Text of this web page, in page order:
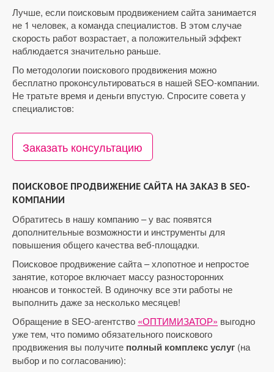
Лучше, если поисковым продвижением сайта занимается
не 1 человек, а команда специалистов. В этом случае
скорость работ возрастает, а положительный эффект
наблюдается значительно раньше.
По методологии поискового продвижения можно
бесплатно проконсультироваться в нашей SEO-компании.
Не тратьте время и деньги впустую. Спросите совета у
специалистов:
Заказать консультацию
ПОИСКОВОЕ ПРОДВИЖЕНИЕ САЙТА НА ЗАКАЗ В SEO-
КОМПАНИИ
Обратитесь в нашу компанию – у вас появятся
дополнительные возможности и инструменты для
повышения общего качества веб-площадки.
Поисковое продвижение сайта – хлопотное и непростое
занятие, которое включает массу разносторонних
нюансов и тонкостей. В одиночку все эти работы не
выполнить даже за несколько месяцев!
Обращение в SEO-агентство «ОПТИМИЗАТОР» выгодно
уже тем, что помимо обязательного поискового
продвижения вы получите полный комплекс услуг (на
выбор и по согласованию):